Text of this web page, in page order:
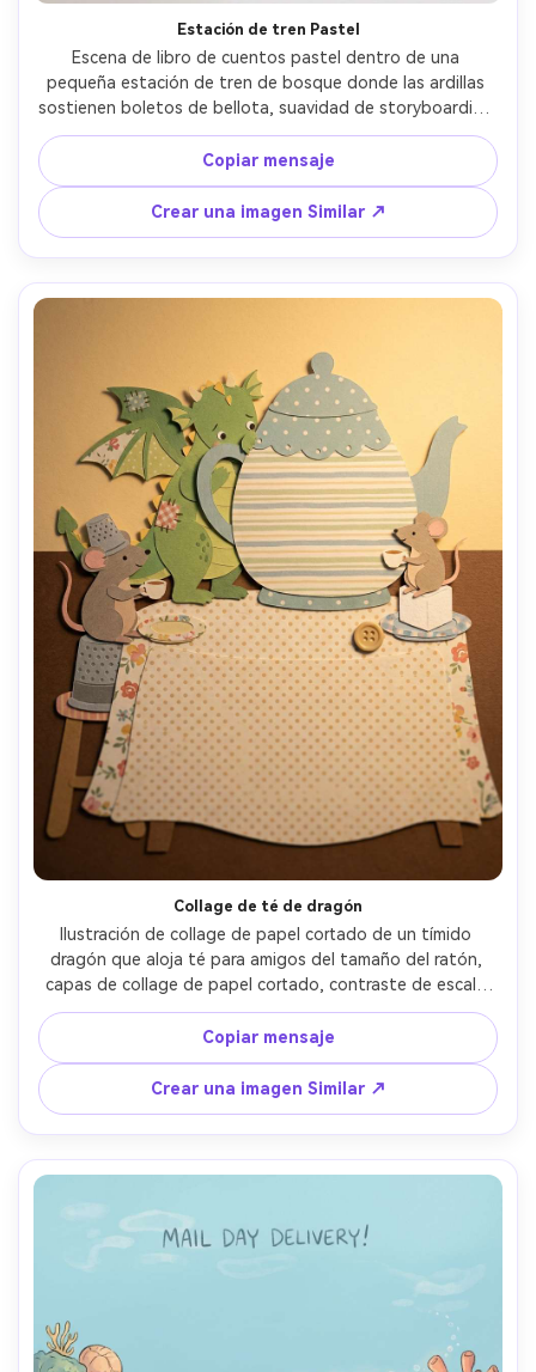
Estación de tren Pastel
Escena de libro de cuentos pastel dentro de una
pequeña estación de tren de bosque donde las ardillas
sostienen boletos de bellota, suavidad de storyboarding
pastel, cálida paleta de libro de cuentos, señalización
legible con iconos simples, lámparas acogedoras, diseño
de personajes consistente a través de las páginas,
sensación de diseño extendido de doble página, borde
seguro para texto, lente de 85 mm, profundidad de
campo poco profunda, iluminación cinematográfica
suave- -ar 4:5
Copiar mensaje
Crear una imagen Similar ↗
Collage de té de dragón
Ilustración de collage de papel cortado de un tímido
dragón que aloja té para amigos del tamaño del ratón,
capas de collage de papel cortado, contraste de escala
juguetón, composición de extensión de libro de cuentos,
papeles con patrones simples, iluminación cálida para
dormir, carácter consistente a través de las páginas, área
vacía de mantel para texto, lente de 85 mm, profundidad
de campo poco profunda- -ar 4:5
Copiar mensaje
Crear una imagen Similar ↗